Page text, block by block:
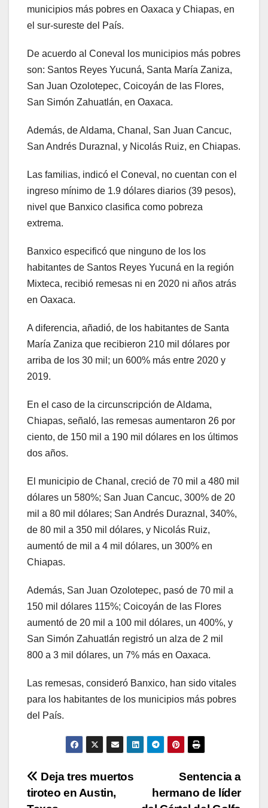
municipios más pobres en Oaxaca y Chiapas, en
el sur-sureste del País.
De acuerdo al Coneval los municipios más pobres
son: Santos Reyes Yucuná, Santa María Zaniza,
San Juan Ozolotepec, Coicoyán de las Flores,
San Simón Zahuatlán, en Oaxaca.
Además, de Aldama, Chanal, San Juan Cancuc,
San Andrés Duraznal, y Nicolás Ruiz, en Chiapas.
Las familias, indicó el Coneval, no cuentan con el
ingreso mínimo de 1.9 dólares diarios (39 pesos),
nivel que Banxico clasifica como pobreza
extrema.
Banxico especificó que ninguno de los los
habitantes de Santos Reyes Yucuná en la región
Mixteca, recibió remesas ni en 2020 ni años atrás
en Oaxaca.
A diferencia, añadió, de los habitantes de Santa
María Zaniza que recibieron 210 mil dólares por
arriba de los 30 mil; un 600% más entre 2020 y
2019.
En el caso de la circunscripción de Aldama,
Chiapas, señaló, las remesas aumentaron 26 por
ciento, de 150 mil a 190 mil dólares en los últimos
dos años.
El municipio de Chanal, creció de 70 mil a 480 mil
dólares un 580%; San Juan Cancuc, 300% de 20
mil a 80 mil dólares; San Andrés Duraznal, 340%,
de 80 mil a 350 mil dólares, y Nicolás Ruiz,
aumentó de mil a 4 mil dólares, un 300% en
Chiapas.
Además, San Juan Ozolotepec, pasó de 70 mil a
150 mil dólares 115%; Coicoyán de las Flores
aumentó de 20 mil a 100 mil dólares, un 400%, y
San Simón Zahuatlán registró un alza de 2 mil
800 a 3 mil dólares, un 7% más en Oaxaca.
Las remesas, consideró Banxico, han sido vitales
para los habitantes de los municipios más pobres
del País.
Navegación
Sentencia a
hermano de líder
Deja tres muertos
tiroteo en Austin,